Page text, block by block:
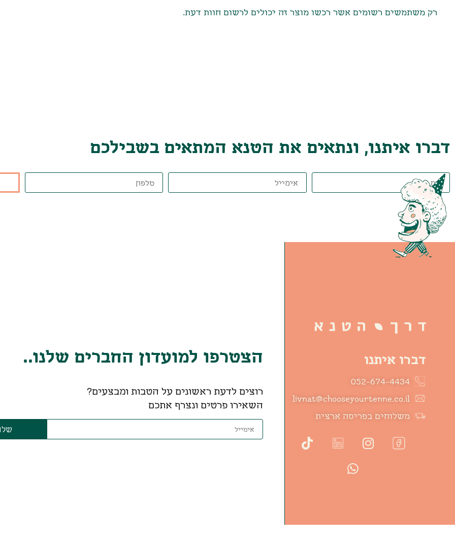
רק משתמשים רשומים אשר רכשו מוצר זה יכולים לרשום חוות דעת.
דברו איתנו, ונתאים את הטנא המתאים בשבילכם
דברו איתנו
052-674-4434
livnat@chooseyourtenne.co.il
משלוחים בפריסה ארצית
הצטרפו למועדון החברים שלנו..
רוצים לדעת ראשונים על הטבות ומבצעים?
השאירו פרטים ונצרף אתכם